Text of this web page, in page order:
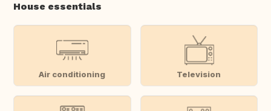
House essentials
Air conditioning Television